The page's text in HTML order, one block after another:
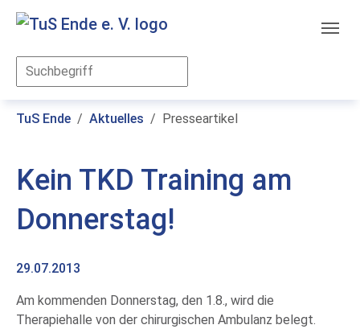
Skip to main content
TuS Ende Aktuelles Presseartikel
Kein TKD Training am
Donnerstag!
29.07.2013
Am kommenden Donnerstag, den 1.8., wird die
Therapiehalle von der chirurgischen Ambulanz belegt.